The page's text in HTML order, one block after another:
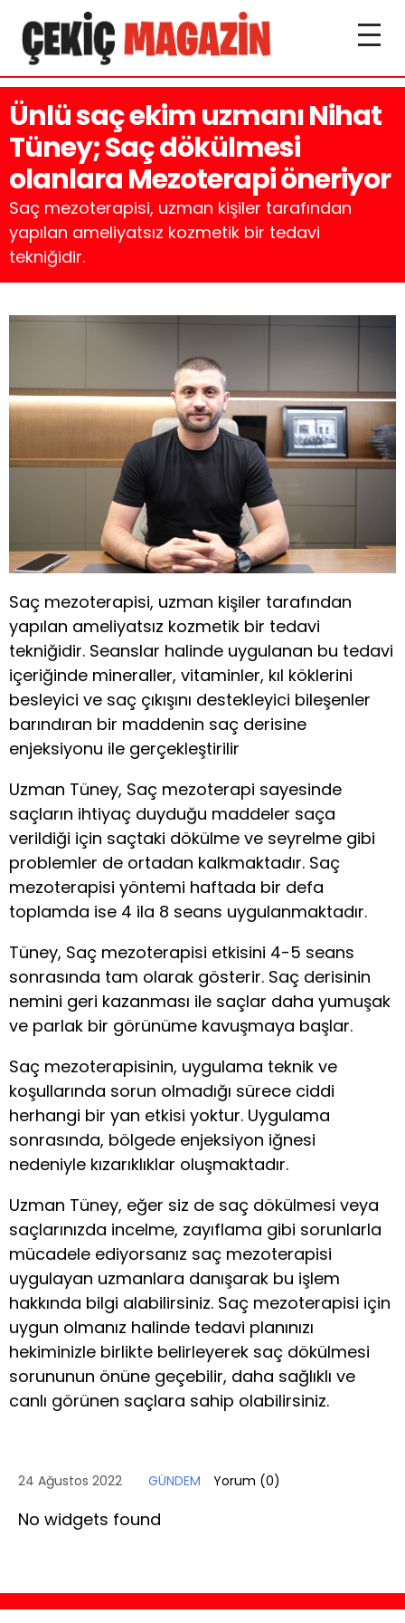
Ünlü saç ekim uzmanı Nihat
Tüney; Saç dökülmesi
olanlara Mezoterapi öneriyor
Saç mezoterapisi, uzman kişiler tarafından
yapılan ameliyatsız kozmetik bir tedavi
tekniğidir.
Saç mezoterapisi, uzman kişiler tarafından
yapılan ameliyatsız kozmetik bir tedavi
tekniğidir. Seanslar halinde uygulanan bu tedavi
içeriğinde mineraller, vitaminler, kıl köklerini
besleyici ve saç çıkışını destekleyici bileşenler
barındıran bir maddenin saç derisine
enjeksiyonu ile gerçekleştirilir
Uzman Tüney, Saç mezoterapi sayesinde
saçların ihtiyaç duyduğu maddeler saça
verildiği için saçtaki dökülme ve seyrelme gibi
problemler de ortadan kalkmaktadır. Saç
mezoterapisi yöntemi haftada bir defa
toplamda ise 4 ila 8 seans uygulanmaktadır.
Tüney, Saç mezoterapisi etkisini 4-5 seans
sonrasında tam olarak gösterir. Saç derisinin
nemini geri kazanması ile saçlar daha yumuşak
ve parlak bir görünüme kavuşmaya başlar.
Saç mezoterapisinin, uygulama teknik ve
koşullarında sorun olmadığı sürece ciddi
herhangi bir yan etkisi yoktur. Uygulama
sonrasında, bölgede enjeksiyon iğnesi
nedeniyle kızarıklıklar oluşmaktadır.
Uzman Tüney, eğer siz de saç dökülmesi veya
saçlarınızda incelme, zayıflama gibi sorunlarla
mücadele ediyorsanız saç mezoterapisi
uygulayan uzmanlara danışarak bu işlem
hakkında bilgi alabilirsiniz. Saç mezoterapisi için
uygun olmanız halinde tedavi planınızı
hekiminizle birlikte belirleyerek saç dökülmesi
sorununun önüne geçebilir, daha sağlıklı ve
canlı görünen saçlara sahip olabilirsiniz.
24 Ağustos 2022 GÜNDEM Yorum (0)
No widgets found